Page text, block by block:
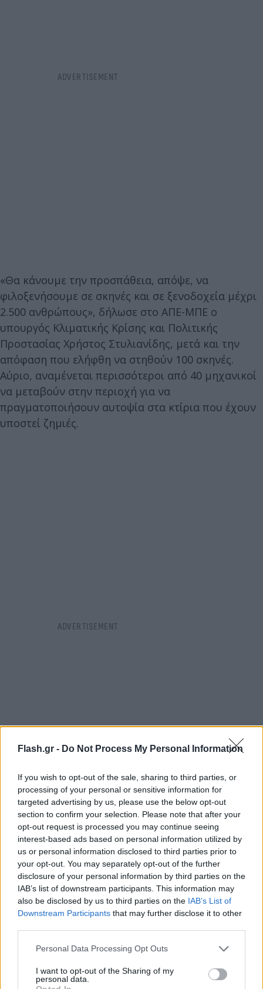
Flash.gr - Do Not Process My Personal Information
If you wish to opt-out of the sale, sharing to third parties, or
processing of your personal or sensitive information for
targeted advertising by us, please use the below opt-out
section to confirm your selection. Please note that after your
opt-out request is processed you may continue seeing
interest-based ads based on personal information utilized by
us or personal information disclosed to third parties prior to
your opt-out. You may separately opt-out of the further
disclosure of your personal information by third parties on the
IAB’s list of downstream participants. This information may
also be disclosed by us to third parties on the IAB’s List of
Downstream Participants that may further disclose it to other
Please note that this website/app uses one or more Google
not limited to your visit or usage behaviour. You may click to
grant or deny consent to Google and its third-party tags to
Personal Data Processing Opt Outs
I want to opt-out of the Sharing of my
personal data.
«Θα κάνουμε την προσπάθεια, απόψε, να
φιλοξενήσουμε σε σκηνές και σε ξενοδοχεία μέχρι
2.500 ανθρώπους», δήλωσε στο ΑΠΕ-ΜΠΕ ο
υπουργός Κλιματικής Κρίσης και Πολιτικής
Προστασίας Χρήστος Στυλιανίδης, μετά και την
απόφαση που ελήφθη να στηθούν 100 σκηνές.
Αύριο, αναμένεται περισσότεροι από 40 μηχανικοί
να μεταβούν στην περιοχή για να
πραγματοποιήσουν αυτοψία στα κτίρια που έχουν
υποστεί ζημιές.